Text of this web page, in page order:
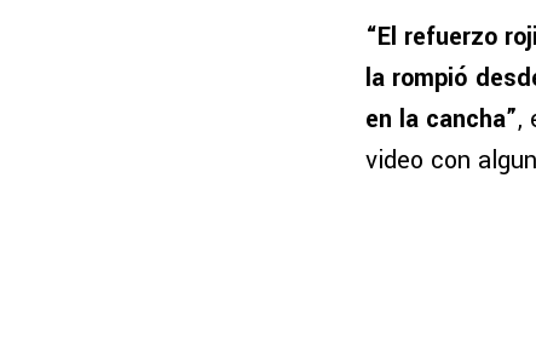
“El refuerzo
la rompió
en la cancha”,
video con